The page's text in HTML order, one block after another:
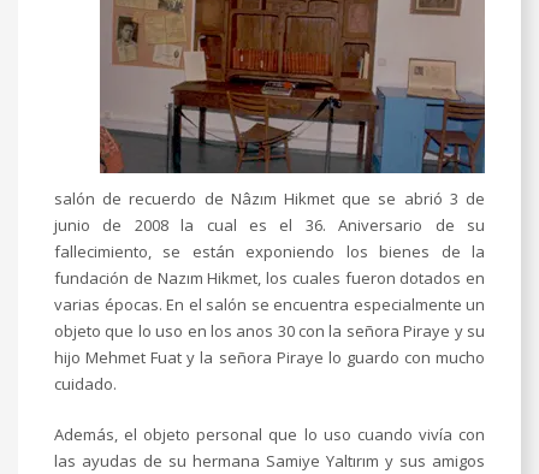
salón de recuerdo de Nâzım Hikmet que se abrió 3 de
junio de 2008 la cual es el 36. Aniversario de su
fallecimiento, se están exponiendo los bienes de la
fundación de Nazım Hikmet, los cuales fueron dotados en
varias épocas. En el salón se encuentra especialmente un
objeto que lo uso en los anos 30 con la señora Piraye y su
hijo Mehmet Fuat y la señora Piraye lo guardo con mucho
cuidado.
Además, el objeto personal que lo uso cuando vivía con
las ayudas de su hermana Samiye Yaltırım y sus amigos